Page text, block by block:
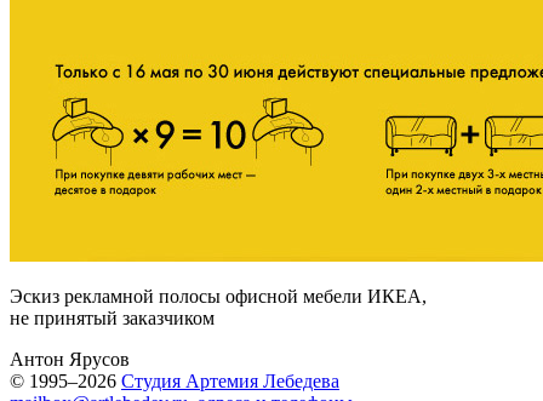
Эскиз рекламной полосы офисной мебели ИКЕА,
не принятый заказчиком
Антон Ярусов
© 1995–2026 Студия Артемия Лебедева